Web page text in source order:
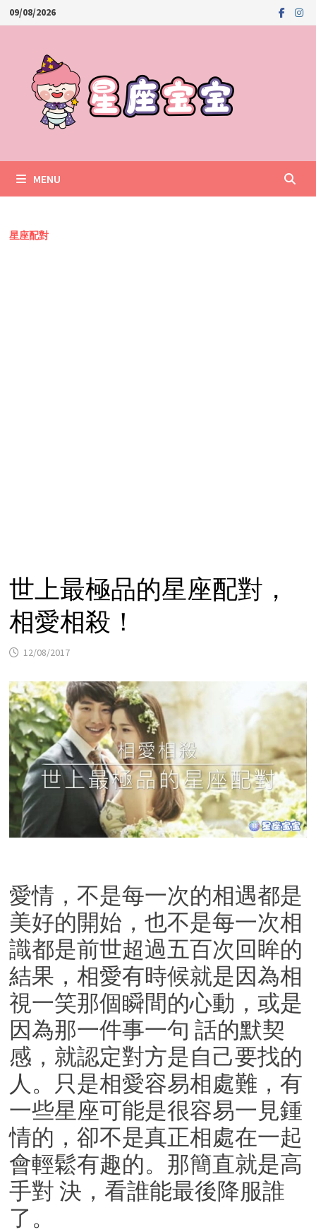
Skip
to
09/08/2026
MENU
星座配對
世上最極品的星座配對，
相愛相殺！
12/08/2017
愛情，不是每一次的相遇都是
美好的開始，也不是每一次相
識都是前世超過五百次回眸的
結果，相愛有時候就是因為相
視一笑那個瞬間的心動，或是
因為那一件事一句 話的默契
感，就認定對方是自己要找的
人。只是相愛容易相處難，有
一些星座可能是很容易一見鍾
情的，卻不是真正相處在一起
會輕鬆有趣的。那簡直就是高
手對 決，看誰能最後降服誰
了。